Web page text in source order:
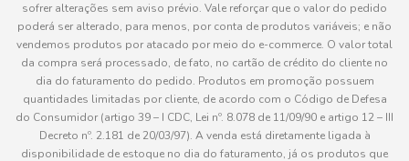
sofrer alterações sem aviso prévio. Vale reforçar que o valor do pedido
poderá ser alterado, para menos, por conta de produtos variáveis; e não
vendemos produtos por atacado por meio do e-commerce. O valor total
da compra será processado, de fato, no cartão de crédito do cliente no
dia do faturamento do pedido. Produtos em promoção possuem
quantidades limitadas por cliente, de acordo com o Código de Defesa
do Consumidor (artigo 39 – I CDC, Lei nº. 8.078 de 11/09/90 e artigo 12 – III
Decreto nº. 2.181 de 20/03/97). A venda está diretamente ligada à
disponibilidade de estoque no dia do faturamento, já os produtos que